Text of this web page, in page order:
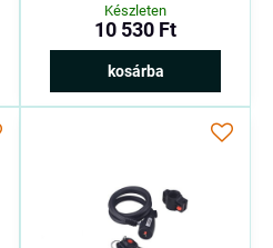
Készleten
10 530 Ft
kosárba